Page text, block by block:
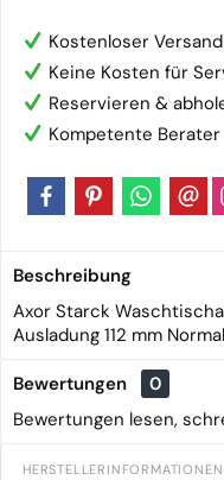
Kostenloser Versand
Keine Kosten für
Reservieren &
Kompetente Berater
Beschreibung
Axor Starck
Ausladung 112 mm
Bewertungen
0
Bewertungen lesen,
HERSTELLERINFORMATIONEN